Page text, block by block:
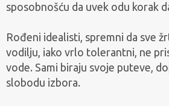
sposobnošću da uvek odu korak
Rođeni idealisti, spremni da sve
vodilju, iako vrlo tolerantni, ne
vode. Sami biraju svoje puteve,
slobodu izbora.